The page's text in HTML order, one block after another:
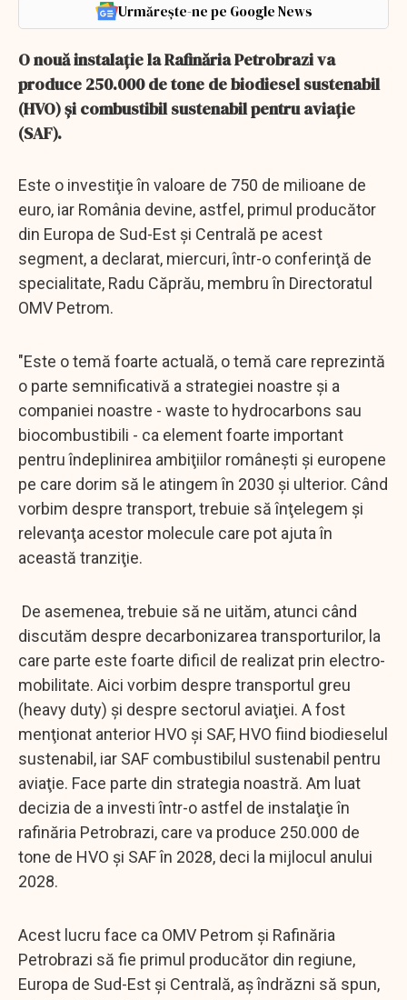
Urmărește-ne pe Google News
O nouă instalaţie la Rafinăria Petrobrazi va
produce 250.000 de tone de biodiesel sustenabil
(HVO) şi combustibil sustenabil pentru aviaţie
(SAF).
Este o investiţie în valoare de 750 de milioane de
euro, iar România devine, astfel, primul producător
din Europa de Sud-Est şi Centrală pe acest
segment, a declarat, miercuri, într-o conferinţă de
specialitate, Radu Căprău, membru în Directoratul
OMV Petrom.
"Este o temă foarte actuală, o temă care reprezintă
o parte semnificativă a strategiei noastre şi a
companiei noastre - waste to hydrocarbons sau
biocombustibili - ca element foarte important
pentru îndeplinirea ambiţiilor româneşti şi europene
pe care dorim să le atingem în 2030 şi ulterior. Când
vorbim despre transport, trebuie să înţelegem şi
relevanţa acestor molecule care pot ajuta în
această tranziţie.
De asemenea, trebuie să ne uităm, atunci când
discutăm despre decarbonizarea transporturilor, la
care parte este foarte dificil de realizat prin electro-
mobilitate. Aici vorbim despre transportul greu
(heavy duty) şi despre sectorul aviaţiei. A fost
menţionat anterior HVO şi SAF, HVO fiind biodieselul
sustenabil, iar SAF combustibilul sustenabil pentru
aviaţie. Face parte din strategia noastră. Am luat
decizia de a investi într-o astfel de instalaţie în
rafinăria Petrobrazi, care va produce 250.000 de
tone de HVO şi SAF în 2028, deci la mijlocul anului
2028.
Acest lucru face ca OMV Petrom şi Rafinăria
Petrobrazi să fie primul producător din regiune,
Europa de Sud-Est şi Centrală, aş îndrăzni să spun,